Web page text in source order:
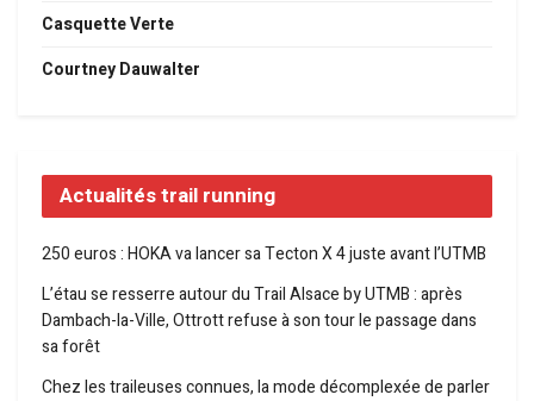
Casquette Verte
Courtney Dauwalter
Actualités trail running
250 euros : HOKA va lancer sa Tecton X 4 juste avant l’UTMB
L’étau se resserre autour du Trail Alsace by UTMB : après
Dambach-la-Ville, Ottrott refuse à son tour le passage dans
sa forêt
Chez les traileuses connues, la mode décomplexée de parler